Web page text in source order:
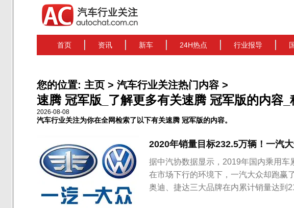
首页 资讯 新车 24H热点 行业报导
您的位置: 主页 > 汽车行业关注热门内容 >
速腾 冠军版_了解更多有关速腾 冠军版的内容
2026-08-08
汽车行业关注为你在全网检索了以下有关速腾 冠军版的内容。
2020年销量目标232.5万辆！一汽
据中汽协数据显示，2019年国内乘用车
在市场下行的环境下，一汽大众却跑赢
奥迪、捷达三大品牌在内累计销量达到